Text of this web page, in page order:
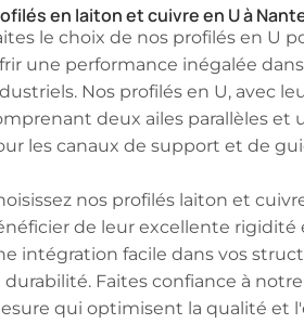
en laiton et cuivre en U à
le choix de nos profilés en U
une performance inégalée
Nos profilés en U, avec
deux ailes parallèles et
les canaux de support et de
nos profilés laiton et
de leur excellente rigidité
intégration facile dans vos
Faites confiance à
qui optimisent la qualité et